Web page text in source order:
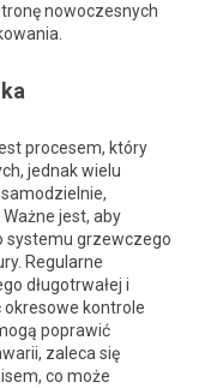
nowoczesnych
procesem, który
jednak wielu
jest, aby
systemu grzewczego
Regularne
długotrwałej i
kontrole
poprawić
zaleca się
co może